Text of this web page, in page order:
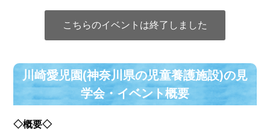
こちらのイベントは終了しました
川崎愛児園(神奈川県の児童養護施設)の⾒
学会・イベント概要
◇概要◇